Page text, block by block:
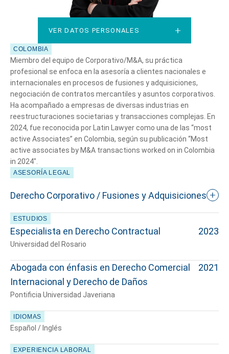
VER DATOS PERSONALES
VER DATOS PERSONALES
COLOMBIA
Miembro del equipo de Corporativo/M&A, su práctica
profesional se enfoca en la asesoría a clientes nacionales e
internacionales en procesos de fusiones y adquisiciones,
negociación de contratos mercantiles y asuntos corporativos.
Ha acompañado a empresas de diversas industrias en
reestructuraciones societarias y transacciones complejas. En
2024, fue reconocida por Latin Lawyer como una de las “most
active Associates” en Colombia, según su publicación “Most
active associates by M&A transactions worked on in Colombia
in 2024″.
ASESORÍA LEGAL
Derecho Corporativo / Fusiones y Adquisiciones
ESTUDIOS
Especialista en Derecho Contractual
Universidad del Rosario
2023
Abogada con énfasis en Derecho Comercial
Internacional y Derecho de Daños
Pontificia Universidad Javeriana
2021
IDIOMAS
Español / Inglés
EXPERIENCIA LABORAL